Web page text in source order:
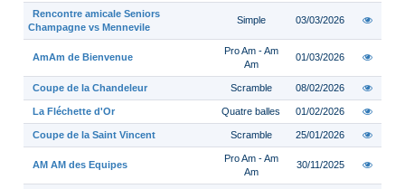
Rencontre amicale Seniors
Champagne vs Mennevile
Simple 03/03/2026
AmAm de Bienvenue
Pro Am - Am
Am
01/03/2026
Coupe de la Chandeleur Scramble 08/02/2026
La Fléchette d'Or Quatre balles 01/02/2026
Coupe de la Saint Vincent Scramble 25/01/2026
AM AM des Equipes
Pro Am - Am
Am
30/11/2025